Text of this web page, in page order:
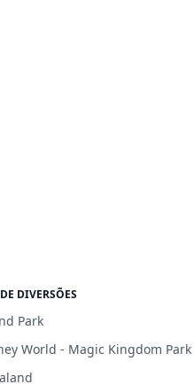
DIVERSÕES
Park
World - Magic Kingdom Park